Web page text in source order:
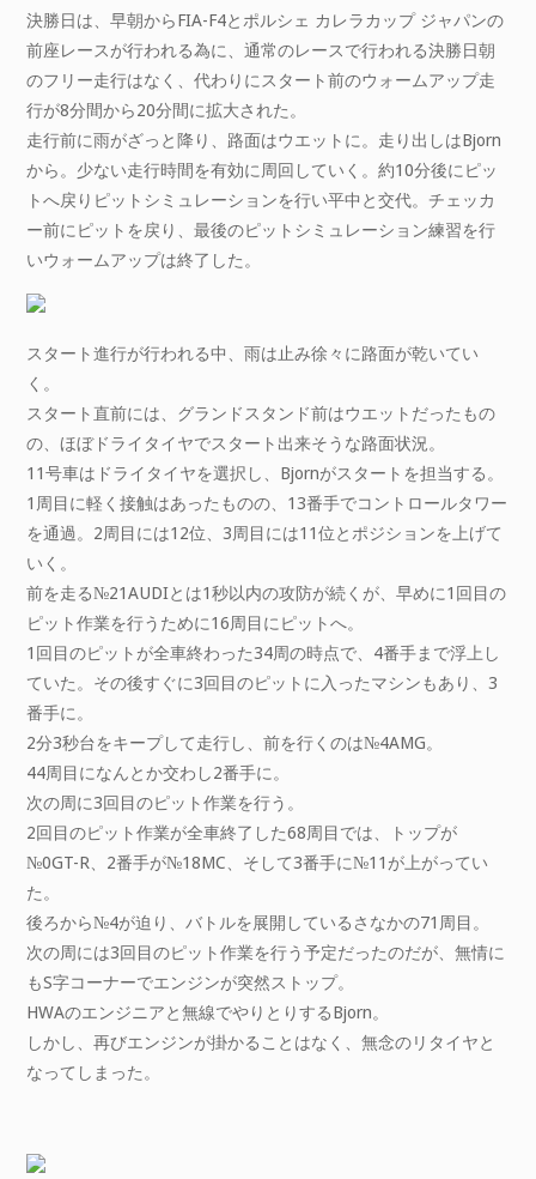
決勝日は、早朝からFIA-F4とポルシェ カレラカップ ジャパンの
前座レースが行われる為に、通常のレースで行われる決勝日朝
のフリー走行はなく、代わりにスタート前のウォームアップ走
行が8分間から20分間に拡大された。
走行前に雨がざっと降り、路面はウエットに。走り出しはBjorn
から。少ない走行時間を有効に周回していく。約10分後にピッ
トへ戻りピットシミュレーションを行い平中と交代。チェッカ
ー前にピットを戻り、最後のピットシミュレーション練習を行
いウォームアップは終了した。
スタート進行が行われる中、雨は止み徐々に路面が乾いてい
く。
スタート直前には、グランドスタンド前はウエットだったもの
の、ほぼドライタイヤでスタート出来そうな路面状況。
11号車はドライタイヤを選択し、Bjornがスタートを担当する。
1周目に軽く接触はあったものの、13番手でコントロールタワー
を通過。2周目には12位、3周目には11位とポジションを上げて
いく。
前を走る№21AUDIとは1秒以内の攻防が続くが、早めに1回目の
ピット作業を行うために16周目にピットへ。
1回目のピットが全車終わった34周の時点で、4番手まで浮上し
ていた。その後すぐに3回目のピットに入ったマシンもあり、3
番手に。
2分3秒台をキープして走行し、前を行くのは№4AMG。
44周目になんとか交わし2番手に。
次の周に3回目のピット作業を行う。
2回目のピット作業が全車終了した68周目では、トップが
№0GT-R、2番手が№18MC、そして3番手に№11が上がってい
た。
後ろから№4が迫り、バトルを展開しているさなかの71周目。
次の周には3回目のピット作業を行う予定だったのだが、無情に
もS字コーナーでエンジンが突然ストップ。
HWAのエンジニアと無線でやりとりするBjorn。
しかし、再びエンジンが掛かることはなく、無念のリタイヤと
なってしまった。